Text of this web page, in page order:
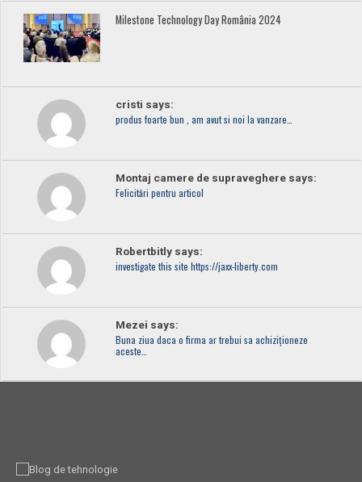
Milestone Technology Day România 2024
cristi says:
produs foarte bun , am avut si noi la vanzare…
Montaj camere de supraveghere says:
Felicitări pentru articol
Robertbitly says:
investigate this site https://jaxx-liberty.com
Mezei says:
Buna ziua daca o firma ar trebui sa achiziționeze
aceste…